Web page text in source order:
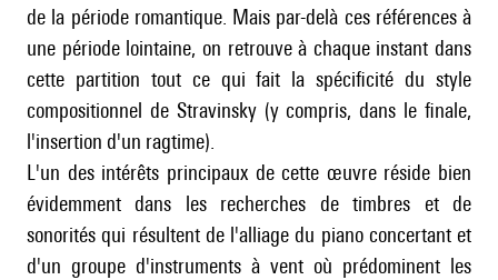
de la période romantique. Mais par-delà ces références à
une période lointaine, on retrouve à chaque instant dans
cette partition tout ce qui fait la spécificité du style
compositionnel de Stravinsky (y compris, dans le finale,
l'insertion d'un ragtime).
L'un des intérêts principaux de cette œuvre réside bien
évidemment dans les recherches de timbres et de
sonorités qui résultent de l'alliage du piano concertant et
d'un groupe d'instruments à vent où prédominent les